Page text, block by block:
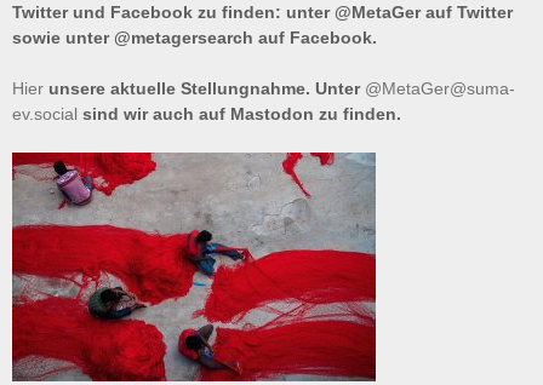
Twitter und Facebook zu finden: unter @MetaGer auf Twitter
sowie unter @metagersearch auf Facebook.
Hier unsere aktuelle Stellungnahme. Unter @MetaGer@suma-
ev.social sind wir auch auf Mastodon zu finden.